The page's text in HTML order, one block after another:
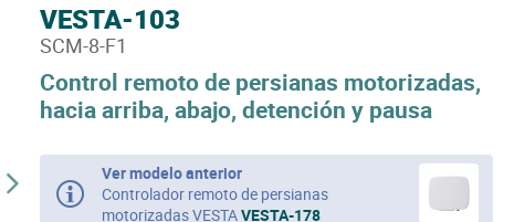
Control remoto de persianas motorizadas,
hacia arriba, abajo, detención y pausa
VESTA-103
SCM-8-F1
Ver modelo anterior
Controlador remoto de persianas
motorizadas VESTAVESTA-178